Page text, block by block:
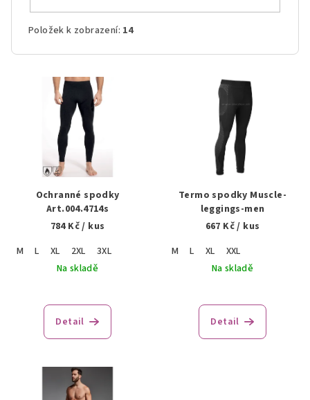
Položek k zobrazení: 14
Ochranné spodky
Art.004.4714s
784 Kč/ kus
M
L XL 2XL
3XL
Na skladě
Detail
Termo spodky Muscle-
leggings-men
667 Kč/ kus
M
L XL
XXL
Na skladě
Detail